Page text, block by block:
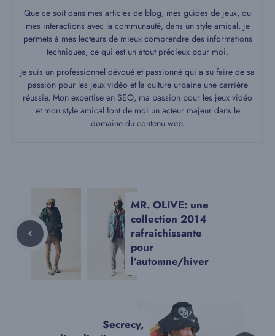
Que ce soit dans mes articles de blog, mes guides de jeux, ou
mes interactions avec la communauté, dans un style amical, je
permets à mes lecteurs de mieux comprendre des informations
techniques, ce qui est un atout précieux pour moi.
Je suis un professionnel dévoué et passionné qui a su faire de sa
passion pour les jeux vidéo et la culture urbaine une carrière
réussie. Mon expertise en SEO, ma passion pour les jeux vidéo
et mon style amical font de moi un acteur majeur dans le
domaine du contenu web.
MR. OLIVE: une
collection 2014
rafraichissante
pour
l’automne/hiver
Secrecy,